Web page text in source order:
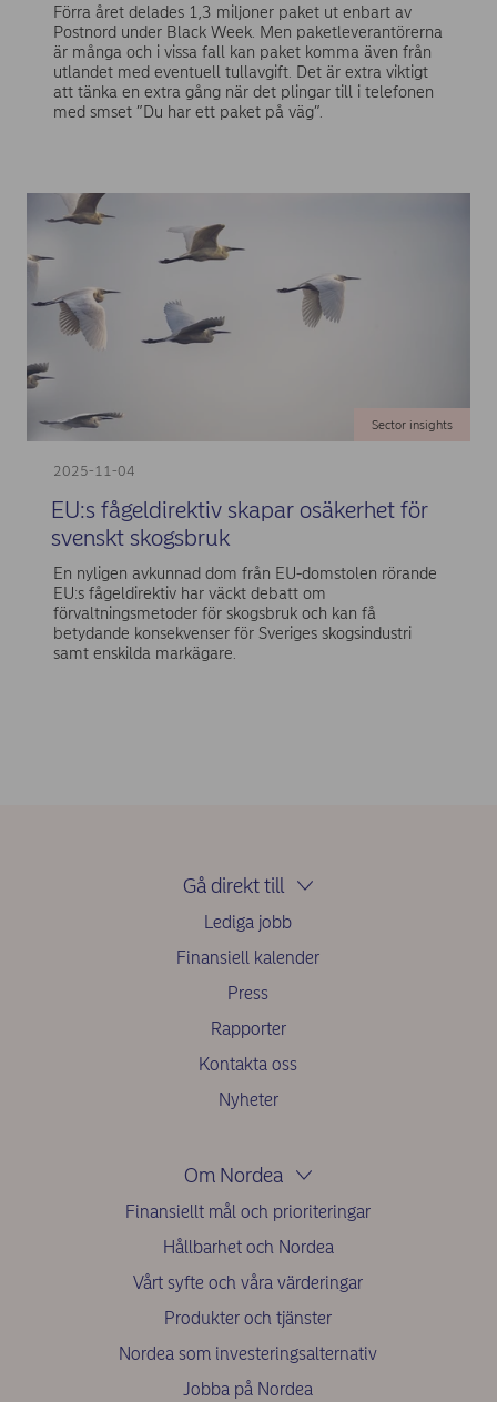
Förra året delades 1,3 miljoner paket ut enbart av
Postnord under Black Week. Men paketleverantörerna
är många och i vissa fall kan paket komma även från
utlandet med eventuell tullavgift. Det är extra viktigt
att tänka en extra gång när det plingar till i telefonen
med smset ”Du har ett paket på väg”.
2025-11-04
Sector insights
EU:s fågeldirektiv skapar osäkerhet för
svenskt skogsbruk
En nyligen avkunnad dom från EU-domstolen rörande
EU:s fågeldirektiv har väckt debatt om
förvaltningsmetoder för skogsbruk och kan få
betydande konsekvenser för Sveriges skogsindustri
samt enskilda markägare.
Gå direkt till
Lediga jobb
Finansiell kalender
Press
Rapporter
Kontakta oss
Nyheter
Om Nordea
Finansiellt mål och prioriteringar
Hållbarhet och Nordea
Vårt syfte och våra värderingar
Produkter och tjänster
Nordea som investeringsalternativ
Jobba på Nordea